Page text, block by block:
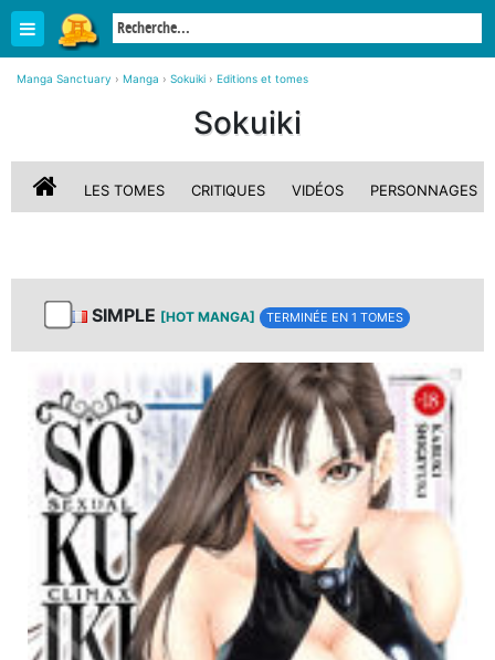
Manga Sanctuary › Manga › Sokuiki › Editions et tomes
Sokuiki
LES TOMES CRITIQUES VIDÉOS PERSONNAGES
SIMPLE [HOT MANGA] TERMINÉE EN 1 TOMES